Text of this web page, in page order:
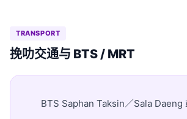
TRANSPORT
挽叻交通与 BTS / MRT
BTS Saphan Taksin／Sala Daeng